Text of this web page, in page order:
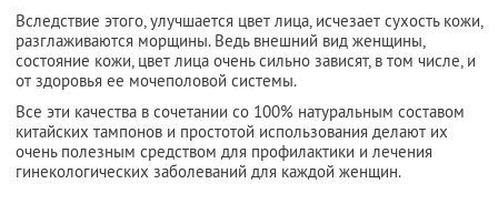
Вследствие этого, улучшается цвет лица, исчезает сухость кожи,
разглаживаются морщины. Ведь внешний вид женщины,
состояние кожи, цвет лица очень сильно зависят, в том числе, и
от здоровья ее мочеполовой системы.
Все эти качества в сочетании со 100% натуральным составом
китайских тампонов и простотой использования делают их
очень полезным средством для профилактики и лечения
гинекологических заболеваний для каждой женщин.